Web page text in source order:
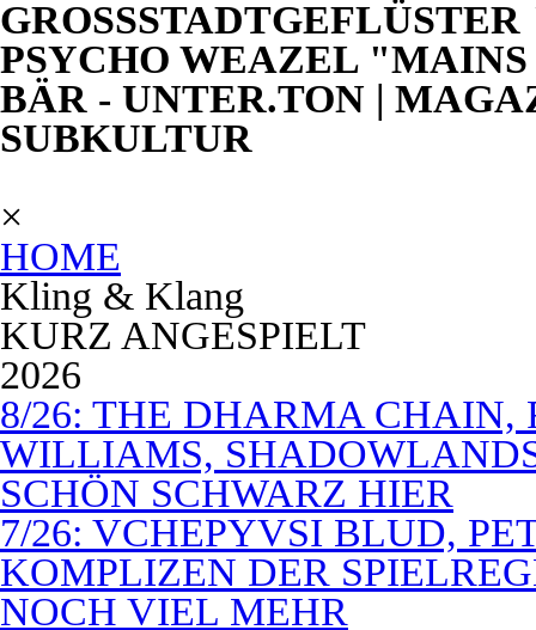
PSYCHO WEAZEL
BÄR - UNTER.TON |
SUBKULTUR
×
HOME
Kling & Klang
KURZ ANGESPIELT
2026
8/26: THE DHARMA CHAIN,
WILLIAMS,
SCHÖN SCHWARZ HIER
7/26: VCHEPYVSI BLUD,
KOMPLIZEN DER
NOCH VIEL MEHR